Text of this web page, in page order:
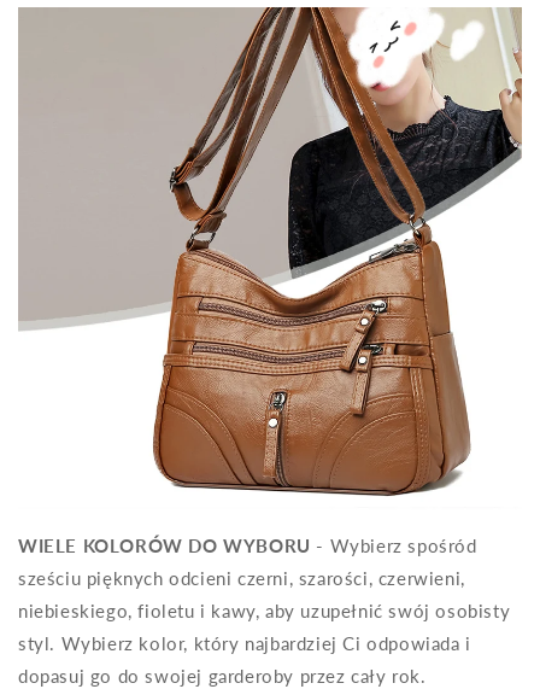
WIELE KOLORÓW DO WYBORU - Wybierz spośród
sześciu pięknych odcieni czerni, szarości, czerwieni,
niebieskiego, fioletu i kawy, aby uzupełnić swój osobisty
styl. Wybierz kolor, który najbardziej Ci odpowiada i
dopasuj go do swojej garderoby przez cały rok.